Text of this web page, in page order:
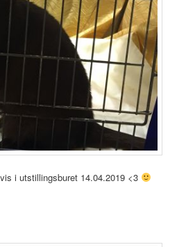
i utstillingsburet 14.04.2019 <3